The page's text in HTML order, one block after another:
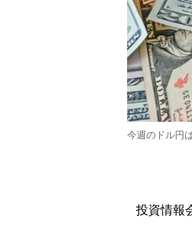
今週のドル円
投資情報